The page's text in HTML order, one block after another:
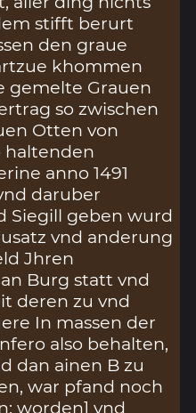
stifft berurt
den graue
khommen
gemelte Grauen
so zwischen
Otten von
haltenden
anno 1491
daruber
Siegill geben wurd
vnd anderung
Jhren
Burg statt vnd
deren zu vnd
In massen der
also behalten,
dan ainen B zu
war pfand noch
worden] vnd